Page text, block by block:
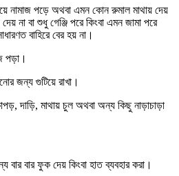
নামাজ পড়ে অথবা এমন কোন রুমাল মাথায় দেয়
না বা শুধু গেঞ্জি পরে কিংবা এমন জামা পরে
বাহিরে বের হয় না।
পড়া।
জন্য গুটিয়ে রাখা।
দাড়ি, মাথায় চুল অথবা অন্য কিছু নাড়াচাড়া
বার বার ফুক দেয় কিংবা হাত ব্যবহার করা।